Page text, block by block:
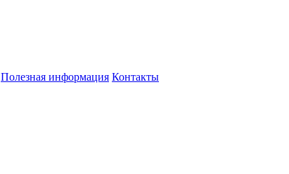
Полезная информация Контакты